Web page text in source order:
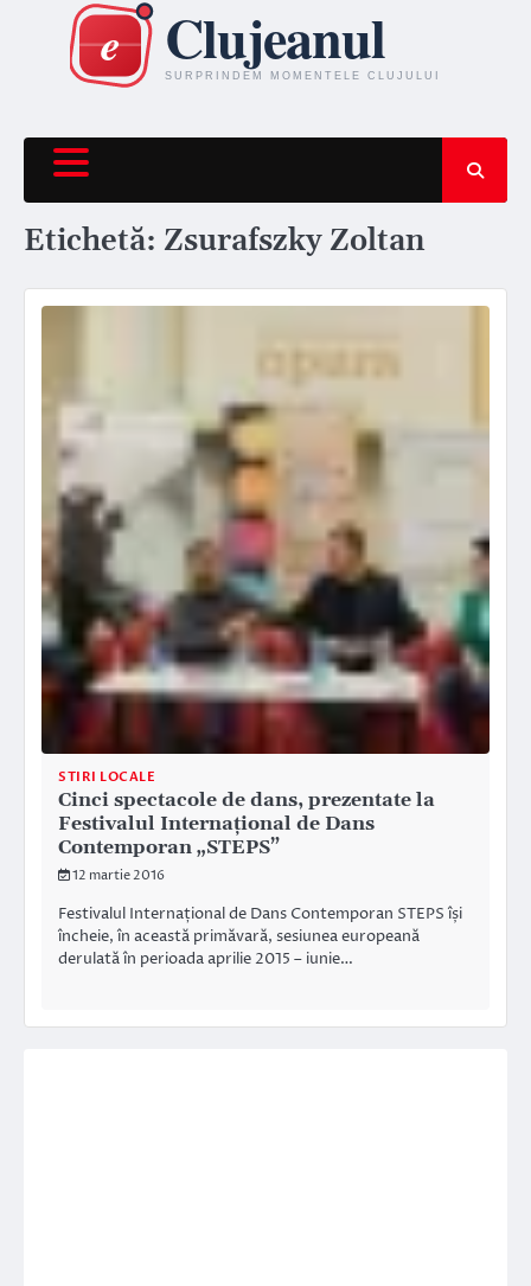
content
Etichetă: Zsurafszky Zoltan
STIRI LOCALE
Cinci spectacole de dans, prezentate la
Festivalul Internațional de Dans
Contemporan „STEPS”
12 martie 2016
Festivalul Internațional de Dans Contemporan STEPS își
încheie, în această primăvară, sesiunea europeană
derulată în perioada aprilie 2015 – iunie…